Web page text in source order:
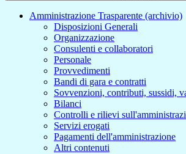
Amministrazione Trasparente (archivio)
Disposizioni Generali
Organizzazione
Consulenti e collaboratori
Personale
Provvedimenti
Bandi di gara e contratti
Sovvenzioni, contributi, sussidi,
Bilanci
Controlli e rilievi
Servizi erogati
Pagamenti dell'amministrazione
Altri contenuti